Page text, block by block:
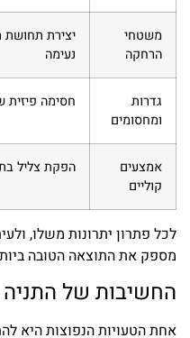
משטחי
הרחקה
יצירת תחושת
נעימה
גדרות
ומחסומים
חסימה פיזית
אמצעים
קוליים
הפקת צליל
לכל פתרון יתרונות משלו,
מספק את התוצאה הטובה
החשיבות של
אחת הטעויות הנפוצות היא